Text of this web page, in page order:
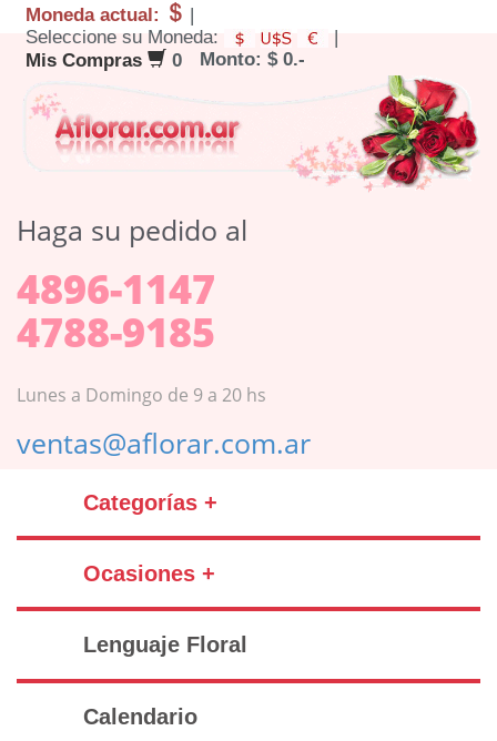
Moneda actual:
|
Seleccione su Moneda:
|
Mis Compras
0 Monto: $ 0.-
Haga su pedido al
4896-1147
4788-9185
Lunes a Domingo de 9 a 20 hs
ventas@aflorar.com.ar
Categorías +
Ocasiones +
Lenguaje Floral
Calendario